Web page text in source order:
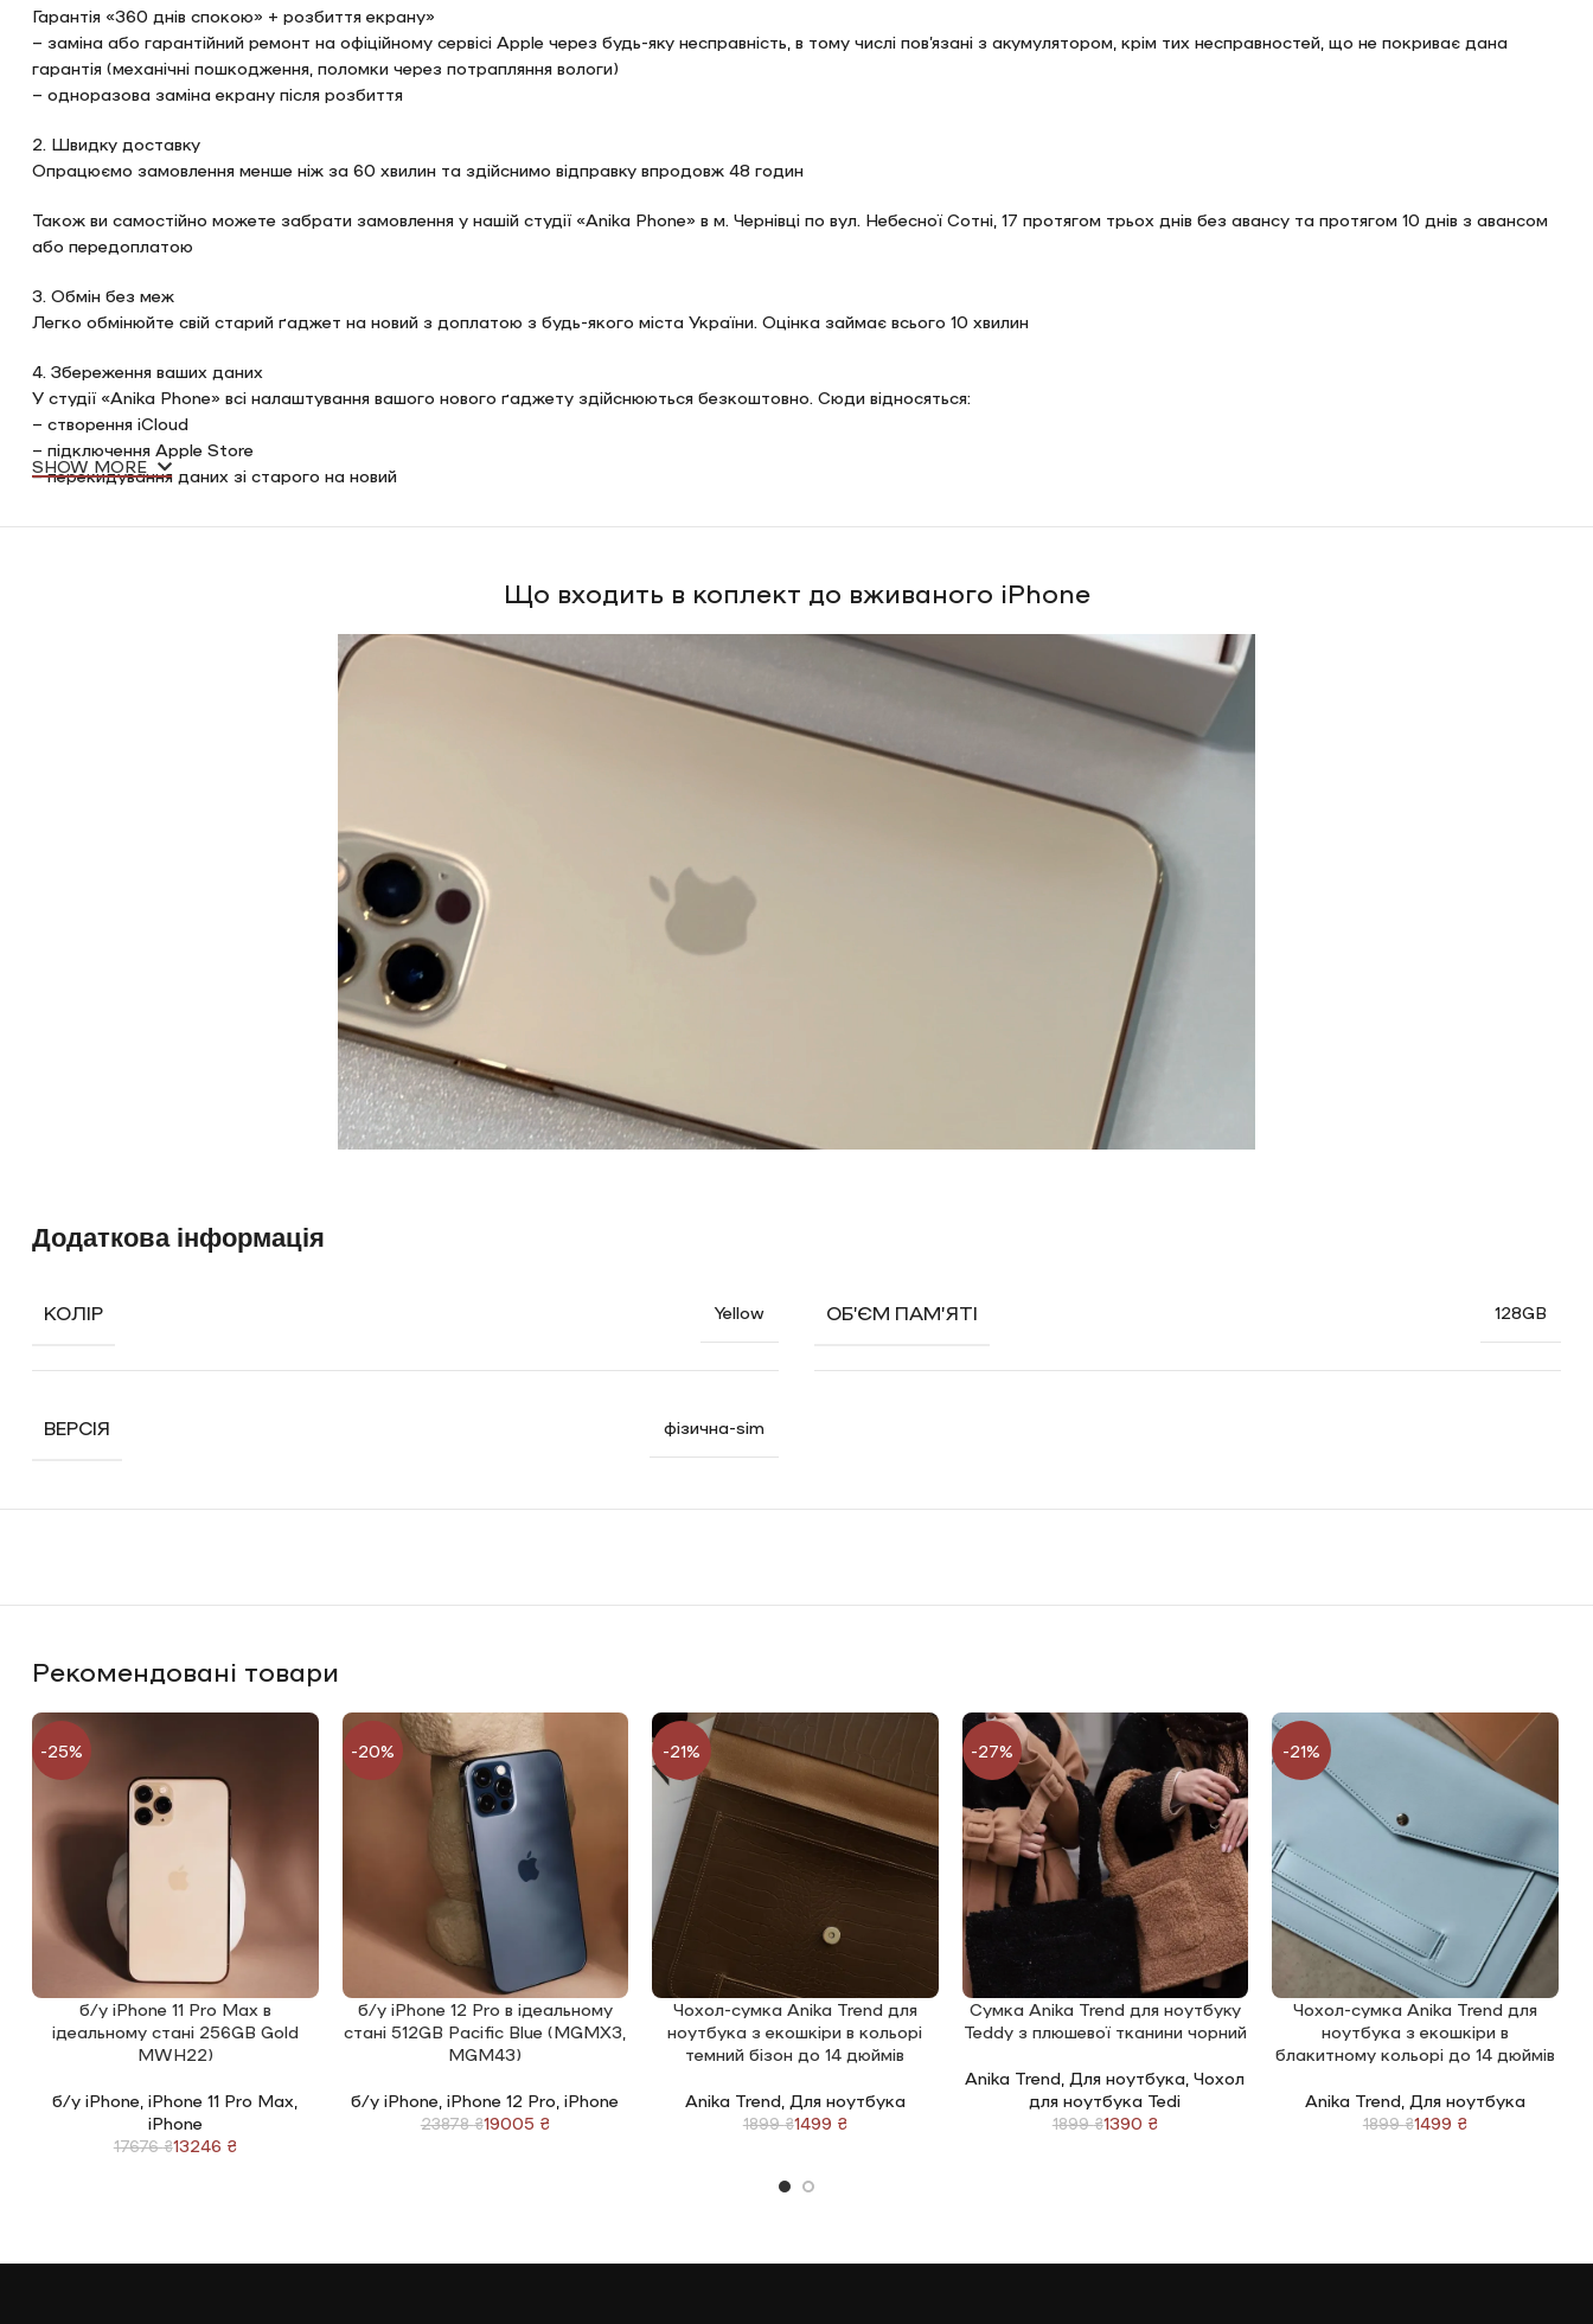
Гарантія «360 днів спокою» + розбиття екрану»
– заміна або гарантійний ремонт на офіційному сервісі Apple через будь-яку несправність, в тому числі пов’язані з акумулятором, крім тих несправностей, що не покриває дана
гарантія (механічні пошкодження, поломки через потрапляння вологи)
– одноразова заміна екрану після розбиття
2. Швидку доставку
Опрацюємо замовлення менше ніж за 60 хвилин та здійснимо відправку впродовж 48 годин
Також ви самостійно можете забрати замовлення у нашій студії «Anika Phone» в м. Чернівці по вул. Небесної Сотні, 17 протягом трьох днів без авансу та протягом 10 днів з авансом
або передоплатою
3. Обмін без меж
Легко обмінюйте свій старий ґаджет на новий з доплатою з будь-якого міста України. Оцінка займає всього 10 хвилин
4. Збереження ваших даних
У студії «Anika Phone» всі налаштування вашого нового ґаджету здійснюються безкоштовно. Сюди відносяться:
– створення iCloud
– підключення Apple Store
– перекидування даних зі старого на новий
5. Гарантований подарунок
Саме зараз у нас діють такі варіанти розтермінування на 12/24/36 місяців до 100000 грн. Кредитування оформлюється у нас в магазині або онлайн. Важливо, щоб вам було 21 рік і
Ви можете оформити оплату частинами від цього банку на термін до 36 місяць та на той бюджет, який вам відкритий у самому додатку банку. Оформлення відбувається онлайн і
займає всього 5 хвилин. Важливо, щоб у вас був відкритий ліміт на оплату частинами у Mono
Ви можете замовити ґаджет належним платежем та розділити цю суму на 12 місяців з мінімального комісією 2,5%. Важливо, щоб у вас був відкритий ліміт на кредитування у додатку
SHOW MORE
Що входить в коплект до вживаного iPhone
Додаткова інформація
КОЛІР Yellow ОБ’ЄМ ПАМ’ЯТІ 128GB
ВЕРСІЯ фізична-sim
Рекомендовані товари
-25%
ЧИТАТИ ДАЛІ
б/у iPhone 11 Pro Max в
ідеальному стані 256GB Gold
MWH22)
б/у iPhone ,iPhone 11 Pro Max
iPhone
17676₴13246 ₴
-20%
ЧИТАТИ ДАЛІ
б/у iPhone 12 Pro в ідеальному
стані 512GB Pacific Blue (MGMX3,
MGM43)
б/у iPhone ,iPhone 12 Pro ,iPhone
23878₴19005 ₴
-21%
ДОДАТИ В КОШИК
Чохол-сумка Anika Trend для
ноутбука з екошкіри в кольорі
темний бізон до 14 дюймів
Anika Trend Для ноутбука
1899₴1499 ₴
-27%
ДОДАТИ В КОШИК
Сумка Anika Trend для ноутбуку
Teddy з плюшевої тканини чорний
Anika Trend Для ноутбука ,Чохол
для ноутбука Tedi
1899₴1390 ₴
-21%
ДОДАТИ В КОШИК
Чохол-сумка Anika Trend для
ноутбука з екошкіри в
блакитному кольорі до 14 дюймів
Anika Trend Для ноутбука
1899₴1499 ₴